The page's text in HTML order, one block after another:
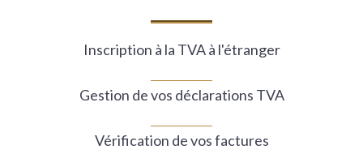
Inscription à la TVA à l'étranger
Gestion de vos déclarations TVA
Vérification de vos factures